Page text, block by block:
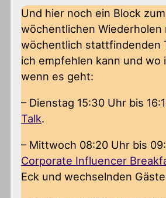
Und hier noch ein Block zum
wöchentlichen Wiederholen
wöchentlich stattfindenden
ich empfehlen kann und wo
wenn es geht:
– Dienstag 15:30 Uhr bis
Talk.
– Mittwoch 08:20 Uhr bis
Corporate Influencer
Eck und wechselnden